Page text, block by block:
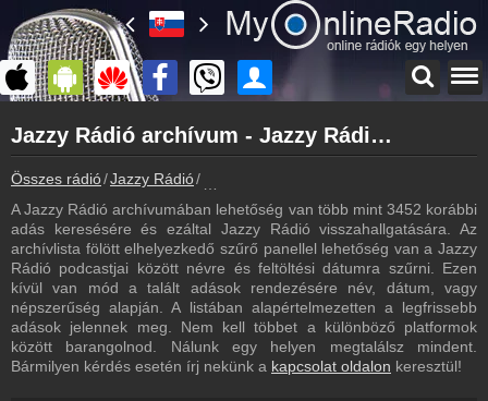
myonlineradio.hu
Jazzy Rádió
Vissza a Jazzy Rádió oldalára
Bejelentkezés
Hozz létre saját fiókot!
Most szól
Tudd meg mi szólt eddig
Műsorújság
Jazzy Rádió műsorai
Jazzy Rádió archívum - Jazzy Rádió podcasts - Jazzy Rádió visszahallgatás
Összes rádió Jazzy Rádió
A Jazzy Rádió archívumában lehetőség van több mint 3452 korábbi
adás keresésére és ezáltal Jazzy Rádió visszahallgatására. Az
archívlista fölött elhelyezkedő szűrő panellel lehetőség van a Jazzy
Rádió podcastjai között névre és feltöltési dátumra szűrni. Ezen
kívül van mód a talált adások rendezésére név, dátum, vagy
népszerűség alapján. A listában alapértelmezetten a legfrissebb
adások jelennek meg. Nem kell többet a különböző platformok
között barangolnod. Nálunk egy helyen megtalálsz mindent.
Bármilyen kérdés esetén írj nekünk a kapcsolat oldalon keresztül!